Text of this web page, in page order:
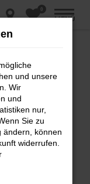
0
MENÜ
|
– IHR
auf einen
und unsere
Wir
und
nur,
Sie zu
ändern, können
widerrufen.